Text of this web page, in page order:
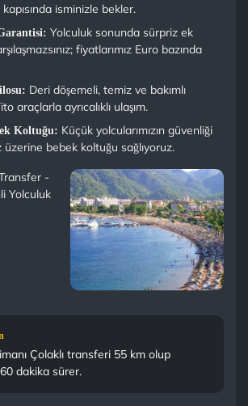
isminizle bekler.
Yolculuk sonunda sürpriz ek
fiyatlarımız Euro bazında
Deri döşemeli, temiz ve bakımlı
araçlarla ayrıcalıklı ulaşım.
Koltuğu: Küçük yolcularımızın güvenliği
üzerine bebek koltuğu sağlıyoruz.
Çolaklı transferi 55 km olup
dakika sürer.